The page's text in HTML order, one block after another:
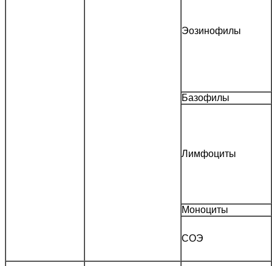
Эозинофилы
Базофилы
Лимфоциты
Моноциты
СОЭ